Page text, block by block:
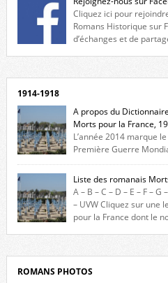
Cliquez ici pour
Romans Historique sur
d’échanges et de
1914-1918
A propos du
Morts pour la France,
L’année 2014 marque
Première Guerre
biographique veut rendre hommage
France durant ce conflit. La base de
constituée des noms gravés sur les
l’Hôtel de Ville, du lycée du Dauphiné
Liste des romanais
A – B – C – D – E – F – G
– UVW Cliquez sur une
pour la France dont le
ROMANS PHOTOS